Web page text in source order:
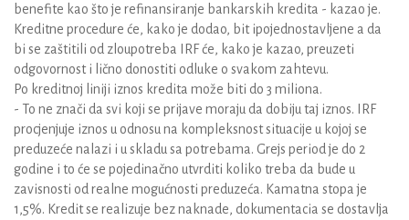
benefite kao što je refinansiranje bankarskih kredita - kazao je.
Kreditne procedure će, kako je dodao, bit ipojednostavljene a da
bi se zaštitili od zloupotreba IRF će, kako je kazao, preuzeti
odgovornost i lično donostiti odluke o svakom zahtevu.
Po kreditnoj liniji iznos kredita može biti do 3 miliona.
- To ne znači da svi koji se prijave moraju da dobiju taj iznos. IRF
procjenjuje iznos u odnosu na kompleksnost situacije u kojoj se
preduzeće nalazi i u skladu sa potrebama. Grejs period je do 2
godine i to će se pojedinačno utvrditi koliko treba da bude u
zavisnosti od realne mogućnosti preduzeća. Kamatna stopa je
1,5%. Kredit se realizuje bez naknade, dokumentacia se dostavlja